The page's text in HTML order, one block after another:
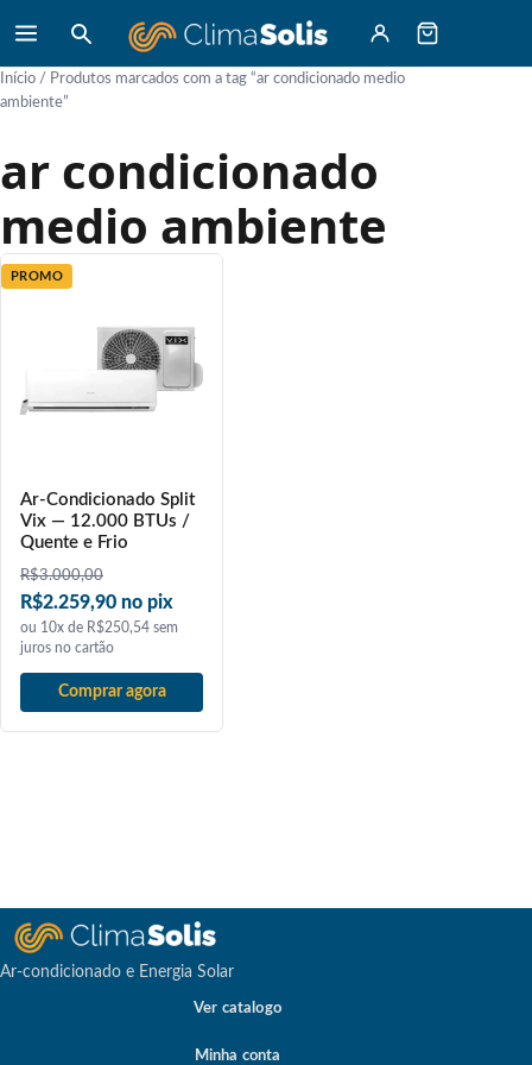
Início / Produtos marcados com a tag “ar condicionado medio
ambiente”
ar condicionado
medio ambiente
PROMO
Ar-Condicionado Split
Vix — 12.000 BTUs /
Quente e Frio
R$3.000,00
R$2.259,90 no pix
ou 10x de R$250,54 sem
juros no cartão
Comprar agora
Ar-condicionado e Energia Solar
Ver catalogo
Minha conta